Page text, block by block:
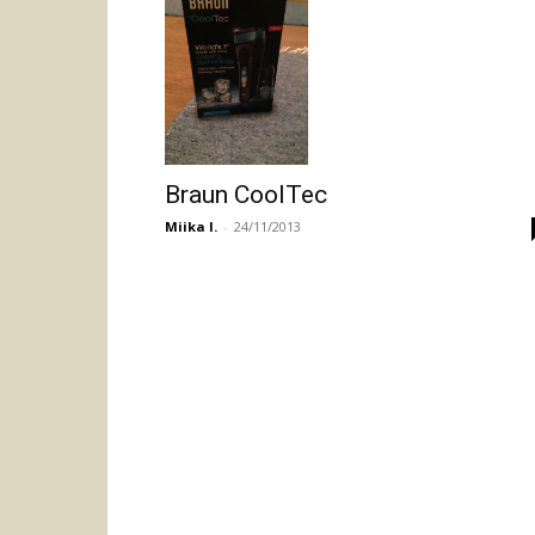
Braun CoolTec
Miika I. - 24/11/2013